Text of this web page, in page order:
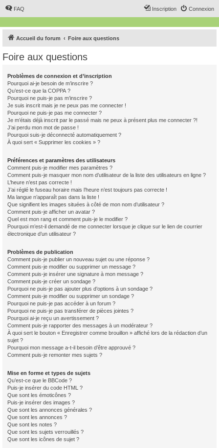
FAQ Connexion
Inscription
Accueil du forum Foire aux questions
Foire aux questions
Problèmes de connexion et d’inscription
Pourquoi ai-je besoin de m’inscrire ?
Qu’est-ce que la COPPA ?
Pourquoi ne puis-je pas m’inscrire ?
Je suis inscrit mais je ne peux pas me connecter !
Pourquoi ne puis-je pas me connecter ?
Je m’étais déjà inscrit par le passé mais ne peux à présent plus me connecter ?!
J’ai perdu mon mot de passe !
Pourquoi suis-je déconnecté automatiquement ?
À quoi sert « Supprimer les cookies » ?
Préférences et paramètres des utilisateurs
Comment puis-je modifier mes paramètres ?
Comment puis-je masquer mon nom d’utilisateur de la liste des utilisateurs en ligne ?
L’heure n’est pas correcte !
J’ai réglé le fuseau horaire mais l’heure n’est toujours pas correcte !
Ma langue n’apparaît pas dans la liste !
Que signifient les images situées à côté de mon nom d’utilisateur ?
Comment puis-je afficher un avatar ?
Quel est mon rang et comment puis-je le modifier ?
Pourquoi m’est-il demandé de me connecter lorsque je clique sur le lien de courrier
électronique d’un utilisateur ?
Problèmes de publication
Comment puis-je publier un nouveau sujet ou une réponse ?
Comment puis-je modifier ou supprimer un message ?
Comment puis-je insérer une signature à mon message ?
Comment puis-je créer un sondage ?
Pourquoi ne puis-je pas ajouter plus d’options à un sondage ?
Comment puis-je modifier ou supprimer un sondage ?
Pourquoi ne puis-je pas accéder à un forum ?
Pourquoi ne puis-je pas transférer de pièces jointes ?
Pourquoi ai-je reçu un avertissement ?
Comment puis-je rapporter des messages à un modérateur ?
À quoi sert le bouton « Enregistrer comme brouillon » affiché lors de la rédaction d’un
sujet ?
Pourquoi mon message a-t-il besoin d’être approuvé ?
Comment puis-je remonter mes sujets ?
Mise en forme et types de sujets
Qu’est-ce que le BBCode ?
Puis-je insérer du code HTML ?
Que sont les émoticônes ?
Puis-je insérer des images ?
Que sont les annonces générales ?
Que sont les annonces ?
Que sont les notes ?
Que sont les sujets verrouillés ?
Que sont les icônes de sujet ?